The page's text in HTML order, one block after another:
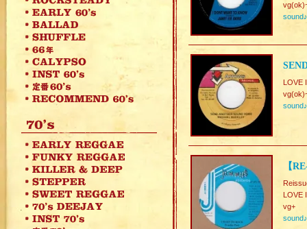
sound♪
LOVE
sound♪
【
LOVE
vg+
sound♪